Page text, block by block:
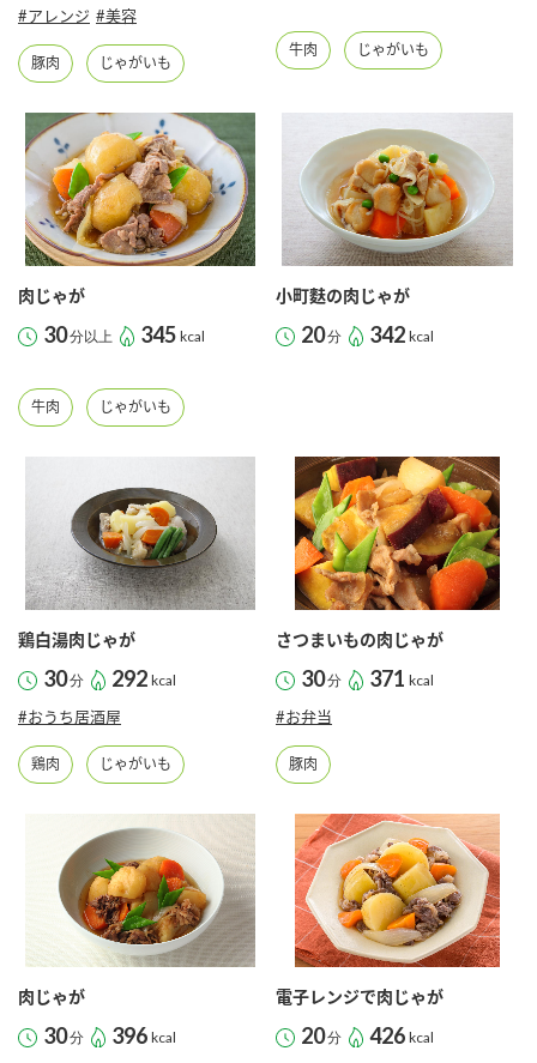
納豆の豆知識
鍋奉行マニュアル
ミツカンのCM
ロングセラー商品 ＋ おすすめレシピ
人気商品 ＋ おすすめレシピ
おいしさと健康への取り組み
キッザニア東京「ぽん酢工房」
地図から取り扱い店舗を探す
ミツカン公式通販
業務用サイト ミツカングループについて
#アレンジ #美容
豚肉 じゃがいも
牛肉 じゃがいも
肉じゃが
30分以上 345 kcal
牛肉 じゃがいも
小町麩の肉じゃが
20分 342 kcal
鶏白湯肉じゃが
30分 292 kcal
#おうち居酒屋
鶏肉 じゃがいも
さつまいもの肉じゃが
30分 371 kcal
#お弁当
豚肉
肉じゃが
30分 396 kcal
電子レンジで肉じゃが
20分 426 kcal